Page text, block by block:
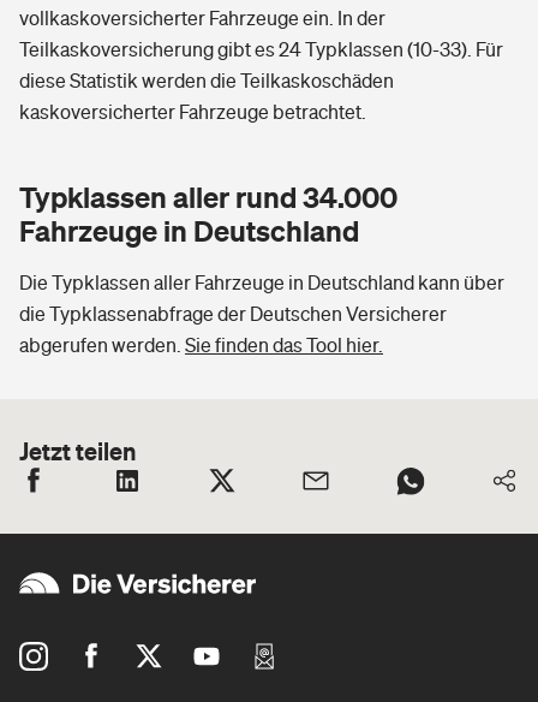
vollkaskoversicherter Fahrzeuge ein. In der
Teilkaskoversicherung gibt es 24 Typklassen (10-33). Für
diese Statistik werden die Teilkaskoschäden
kaskoversicherter Fahrzeuge betrachtet.
Typklassen aller rund 34.000
Fahrzeuge in Deutschland
Die Typklassen aller Fahrzeuge in Deutschland kann über
die Typklassenabfrage der Deutschen Versicherer
abgerufen werden. Sie finden das Tool hier.
Jetzt teilen